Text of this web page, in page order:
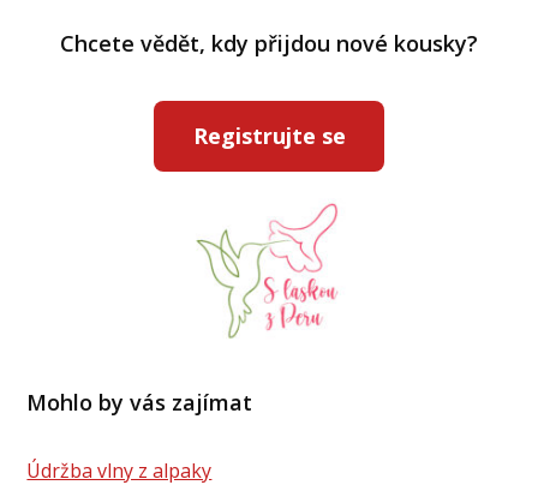
Chcete vědět, kdy přijdou nové kousky?
Registrujte se
Mohlo by vás zajímat
Údržba vlny z alpaky